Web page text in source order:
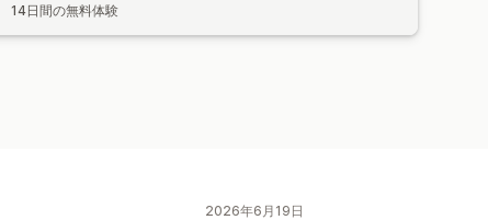
14日間の無料体験
2026年6月19日